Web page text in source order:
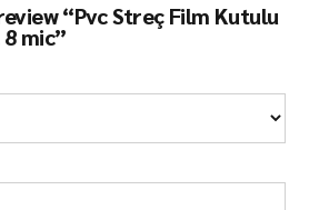
“Pvc Streç Film Kutulu
mic”